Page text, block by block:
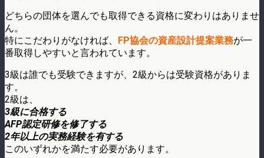
どちらの団体を選んでも取得できる資格に変わりはありませ
ん。
特にこだわりがなければ、 FP協会の資産設計提案業務が一
番取得しやすいと言われています。
3級は誰でも受験できますが、2級からは受験資格がありま
す。
2級は、
3級に合格する
AFP認定研修を修了する
2年以上の実務経験を有する
このいずれかを満たす必要があります。